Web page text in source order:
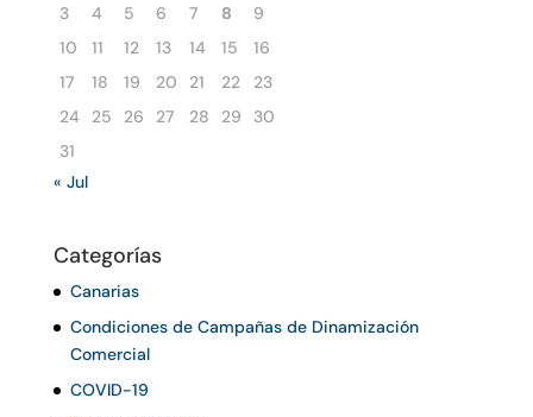
3
4 5 6 7 8
9
10
11 12 13 14 15
16
17
18 19 20 21 22
23
24
25 26 27 28 29
30
31
« Jul
Categorías
Canarias
Condiciones de Campañas de Dinamización
Comercial
COVID-19